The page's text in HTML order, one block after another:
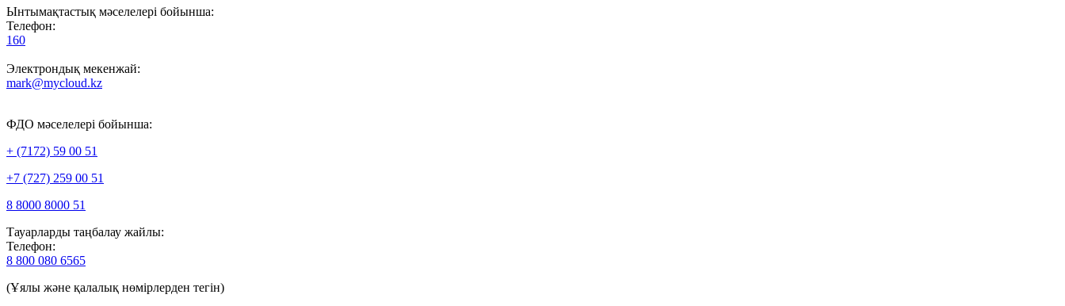
Ынтымақтастық мәселелері бойынша:
Телефон:
160
Электрондық мекенжай:
mark@mycloud.kz
ФДО мәселелері бойынша:
+ (7172) 59 00 51
+7 (727) 259 00 51
8 8000 8000 51
Тауарларды таңбалау жайлы:
Телефон:
8 800 080 6565
(Ұялы және қалалық нөмірлерден тегін)